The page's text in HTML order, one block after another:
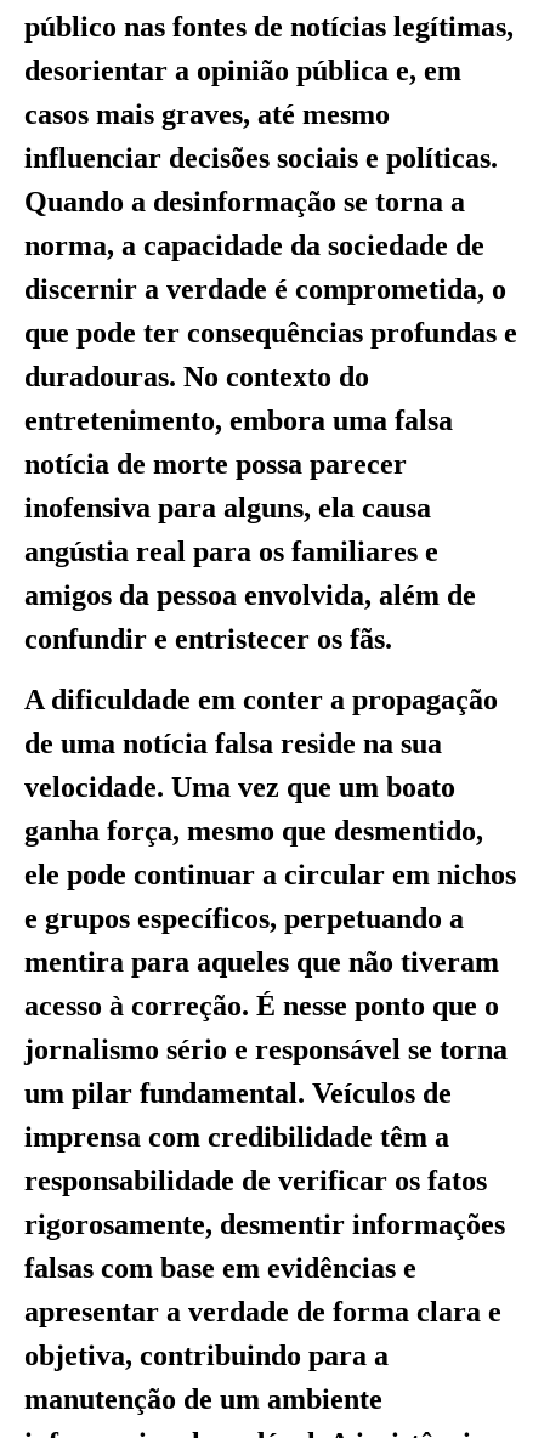
público nas fontes de notícias legítimas,
desorientar a opinião pública e, em
casos mais graves, até mesmo
influenciar decisões sociais e políticas.
Quando a desinformação se torna a
norma, a capacidade da sociedade de
discernir a verdade é comprometida, o
que pode ter consequências profundas e
duradouras. No contexto do
entretenimento, embora uma falsa
notícia de morte possa parecer
inofensiva para alguns, ela causa
angústia real para os familiares e
amigos da pessoa envolvida, além de
confundir e entristecer os fãs.
A dificuldade em conter a propagação
de uma notícia falsa reside na sua
velocidade. Uma vez que um boato
ganha força, mesmo que desmentido,
ele pode continuar a circular em nichos
e grupos específicos, perpetuando a
mentira para aqueles que não tiveram
acesso à correção. É nesse ponto que o
jornalismo sério e responsável se torna
um pilar fundamental. Veículos de
imprensa com credibilidade têm a
responsabilidade de verificar os fatos
rigorosamente, desmentir informações
falsas com base em evidências e
apresentar a verdade de forma clara e
objetiva, contribuindo para a
manutenção de um ambiente